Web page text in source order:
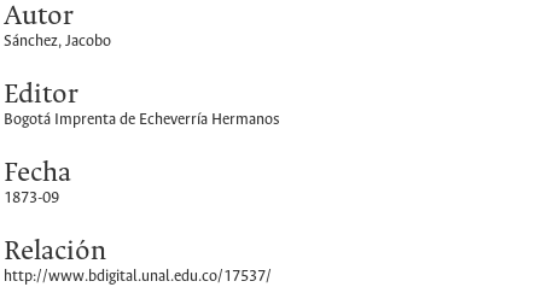
Autor
Sánchez, Jacobo
Editor
Bogotá Imprenta de Echeverría Hermanos
Fecha
1873-09
Relación
http://www.bdigital.unal.edu.co/17537/